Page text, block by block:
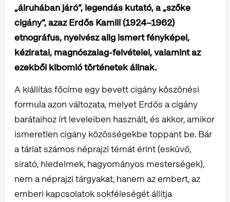
„álruhában járó”, legendás kutató, a „szőke
cigány”, azaz Erdős Kamill (1924–1962)
etnográfus, nyelvész alig ismert fényképei,
kéziratai, magnószalag-felvételei, valamint az
ezekből kibomló történetek állnak.
A kiállítás főcíme egy bevett cigány köszönési
formula azon változata, melyet Erdős a cigány
barátaihoz írt leveleiben használt, és akkor, amikor
ismeretlen cigány közösségekbe toppant be. Bár
a tárlat számos néprajzi témát érint (esküvő,
sirató, hiedelmek, hagyományos mesterségek),
nem a néprajzi tárgyakat, hanem az embert, az
emberi kapcsolatok sokféleségét állítja